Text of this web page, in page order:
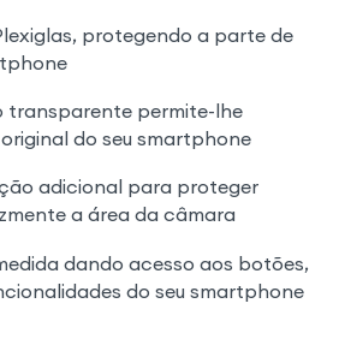
protegendo a parte de
transparente permite-lhe
do seu smartphone
adicional para proteger
a área da câmara
dando acesso aos botões,
do seu smartphone